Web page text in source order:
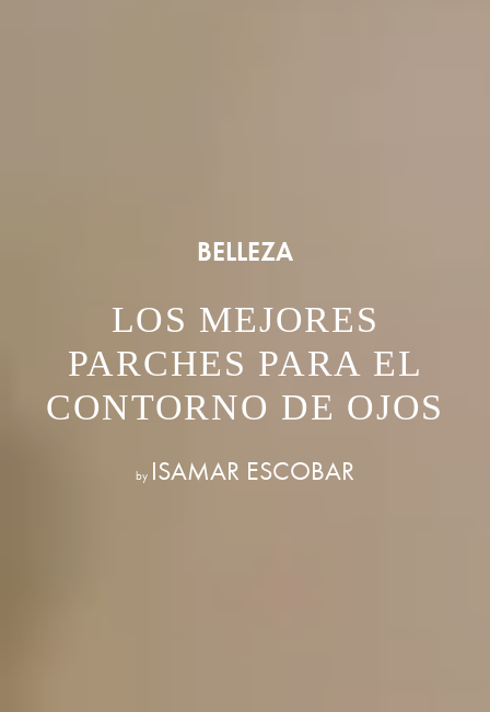
BELLEZA
LOS MEJORES
PARCHES PARA EL
CONTORNO DE OJOS
by ISAMAR ESCOBAR